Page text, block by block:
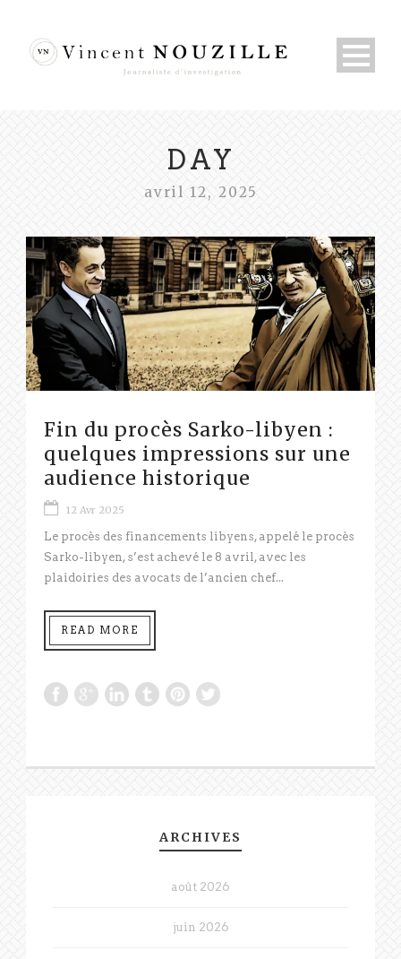
DAY
avril 12, 2025
Fin du procès Sarko-libyen :
quelques impressions sur une
audience historique
12 Avr 2025
Le procès des financements libyens, appelé le procès
Sarko-libyen, s’est achevé le 8 avril, avec les
plaidoiries des avocats de l’ancien chef...
READ MORE
ARCHIVES
août 2026
juin 2026